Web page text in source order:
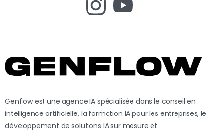
Genflow est une agence IA spécialisée dans le conseil en
intelligence artificielle, la formation IA pour les entreprises, le
développement de solutions IA sur mesure et